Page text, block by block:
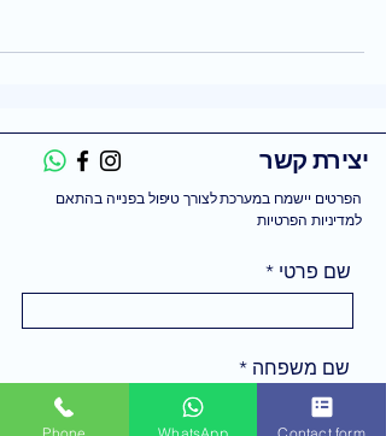
יצירת קשר
הפרטים יישמרו במערכת לצורך טיפול בפנייה בהתאם
למדיניות הפרטיות
שם פרטי
שם משפחה
Phone WhatsApp Contact form